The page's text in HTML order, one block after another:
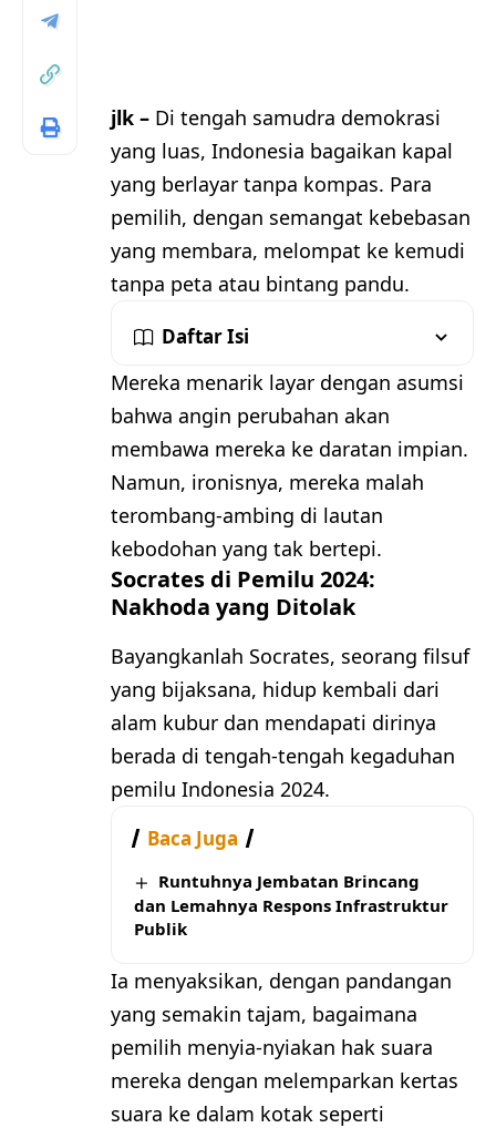
jlk – Di tengah samudra demokrasi
yang luas, Indonesia bagaikan kapal
yang berlayar tanpa kompas. Para
pemilih, dengan semangat kebebasan
yang membara, melompat ke kemudi
tanpa peta atau bintang pandu.
Daftar Isi
Mereka menarik layar dengan asumsi
bahwa angin perubahan akan
membawa mereka ke daratan impian.
Namun, ironisnya, mereka malah
terombang-ambing di lautan
kebodohan yang tak bertepi.
Socrates di Pemilu 2024:
Nakhoda yang Ditolak
Bayangkanlah Socrates, seorang filsuf
yang bijaksana, hidup kembali dari
alam kubur dan mendapati dirinya
berada di tengah-tengah kegaduhan
pemilu Indonesia 2024.
Baca Juga
Runtuhnya Jembatan Brincang
dan Lemahnya Respons Infrastruktur
Publik
Ia menyaksikan, dengan pandangan
yang semakin tajam, bagaimana
pemilih menyia-nyiakan hak suara
mereka dengan melemparkan kertas
suara ke dalam kotak seperti